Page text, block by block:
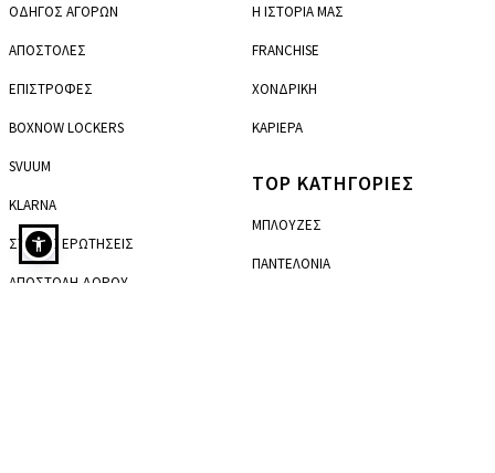
ΟΔΗΓΟΣ ΑΓΟΡΩΝ
ΑΠΟΣΤΟΛΕΣ
ΕΠΙΣΤΡΟΦΕΣ
BOXNOW LOCKERS
SVUUM
KLARNA
ΣΥΧΝΕΣ ΕΡΩΤΗΣΕΙΣ
ΑΠΟΣΤΟΛΗ ΔΩΡΟΥ
Η ΙΣΤΟΡΙΑ ΜΑΣ
FRANCHISE
ΧΟΝΔΡΙΚΗ
ΚΑΡΙΕΡΑ
TOP ΚΑΤΗΓΟΡΙΕΣ
ΜΠΛΟΥΖΕΣ
ΠΑΝΤΕΛΟΝΙΑ